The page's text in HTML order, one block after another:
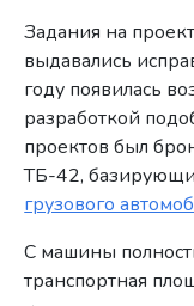
Задания на
выдавались
году появилась
разработкой
проектов был
ТБ-42,
грузового
С машины
транспортная